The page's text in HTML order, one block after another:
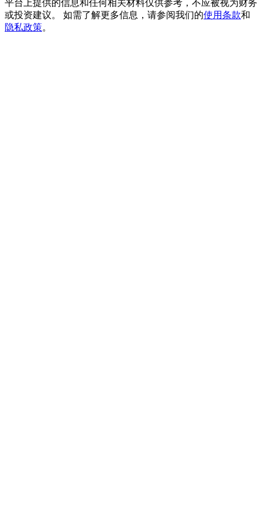
註冊&交易贏 500,000 USDT
平台上提供的信息和任何相关材料仅供参考，不应被视为财务
或投资建议。 如需了解更多信息，请参阅我们的使用条款和
隐私政策。